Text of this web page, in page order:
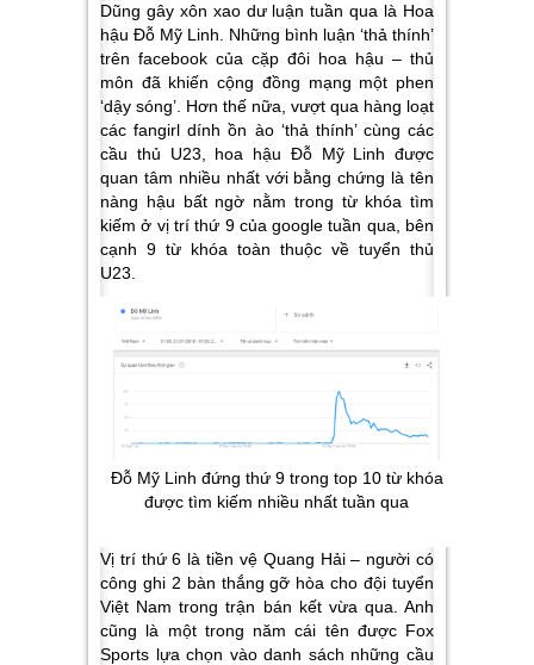
Dũng gây xôn xao dư luận tuần qua là Hoa
hậu Đỗ Mỹ Linh. Những bình luận ‘thả thính’
trên facebook của cặp đôi hoa hậu – thủ
môn đã khiến cộng đồng mạng một phen
‘dậy sóng’. Hơn thế nữa, vượt qua hàng loạt
các fangirl dính ồn ào ‘thả thính’ cùng các
cầu thủ U23, hoa hậu Đỗ Mỹ Linh được
quan tâm nhiều nhất với bằng chứng là tên
nàng hậu bất ngờ nằm trong từ khóa tìm
kiếm ở vị trí thứ 9 của google tuần qua, bên
cạnh 9 từ khóa toàn thuộc về tuyển thủ
U23.
Đỗ Mỹ Linh đứng thứ 9 trong top 10 từ khóa
được tìm kiếm nhiều nhất tuần qua
Vị trí thứ 6 là tiền vệ Quang Hải – người có
công ghi 2 bàn thắng gỡ hòa cho đội tuyển
Việt Nam trong trận bán kết vừa qua. Anh
cũng là một trong năm cái tên được Fox
Sports lựa chọn vào danh sách những cầu